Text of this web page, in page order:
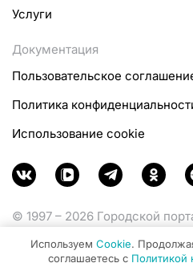
Услуги
Документация
Пользовательское
Политика
Использование cookie
© 1997 – 2026 Городской
Министерства цифрового
Используем Cookie.
соглашаетесь с Политикой